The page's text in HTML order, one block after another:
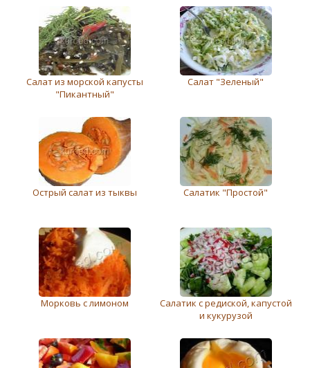
Салат из морской капусты
"Пикантный"
Салат "Зеленый"
Острый салат из тыквы Салатик "Простой"
Морковь с лимоном
Салатик с редиской, капустой
и кукурузой